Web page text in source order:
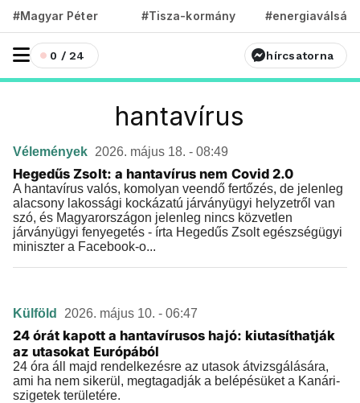
#Magyar Péter #Tisza-kormány #energiaválság
0 / 24 hírcsatorna
hantavírus
Vélemények 2026. május 18. - 08:49
Hegedűs Zsolt: a hantavírus nem Covid 2.0
A hantavírus valós, komolyan veendő fertőzés, de jelenleg
alacsony lakossági kockázatú járványügyi helyzetről van
szó, és Magyarországon jelenleg nincs közvetlen
járványügyi fenyegetés - írta Hegedűs Zsolt egészségügyi
miniszter a Facebook-o...
Külföld 2026. május 10. - 06:47
24 órát kapott a hantavírusos hajó: kiutasíthatják
az utasokat Európából
24 óra áll majd rendelkezésre az utasok átvizsgálására,
ami ha nem sikerül, megtagadják a belépésüket a Kanári-
szigetek területére.